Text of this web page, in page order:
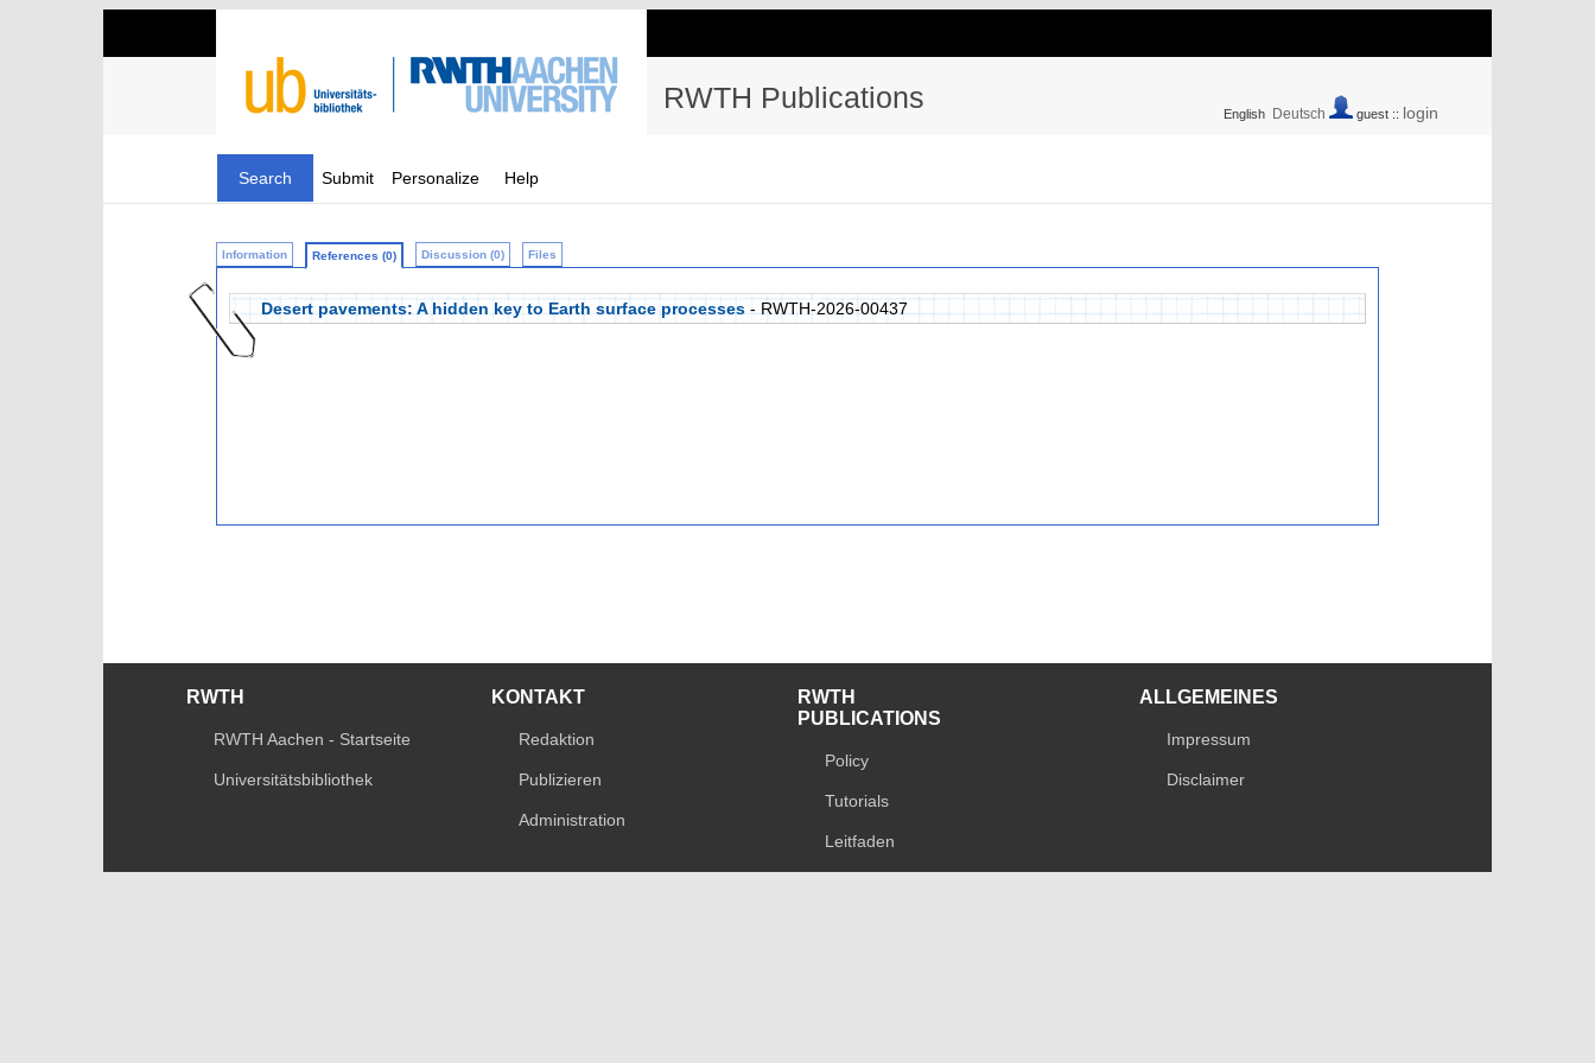
RWTH Publications English Deutsch guest :: login
Search Submit Personalize Help
Information References (0) Discussion (0) Files
Desert pavements: A hidden key to Earth surface processes - RWTH-2026-00437
RWTH
RWTH Aachen - Startseite
Universitätsbibliothek
KONTAKT
Redaktion
Publizieren
Administration
RWTH
PUBLICATIONS
Policy
Tutorials
Leitfaden
ALLGEMEINES
Impressum
Disclaimer